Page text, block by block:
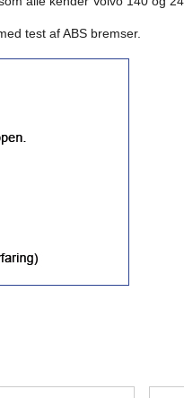
test af ABS bremser.